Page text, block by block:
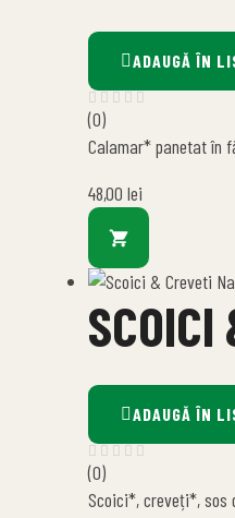
ADAUGĂ ÎN
(0)
Calamar* panetat în
48,00 lei
SCOICI
ADAUGĂ ÎN
(0)
Scoici*, creveți*, sos